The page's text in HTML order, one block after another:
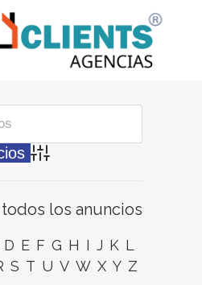
Búsqueda avanzada
los anuncios
D E F G H I J K L
S T U V W X Y Z